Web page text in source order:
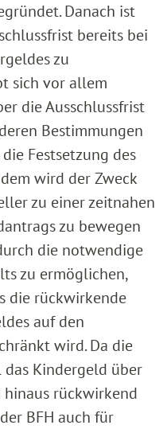
Danach ist
bereits bei
zu
sich vor allem
die Ausschlussfrist
Bestimmungen
Festsetzung des
wird der Zweck
zu einer zeitnahen
zu bewegen
die notwendige
zu ermöglichen,
die rückwirkende
auf den
wird. Da die
Kindergeld über
hinaus rückwirkend
BFH auch für